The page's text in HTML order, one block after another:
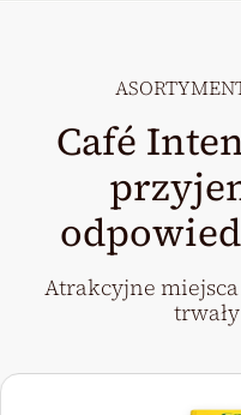
Café
Atrakcyjne